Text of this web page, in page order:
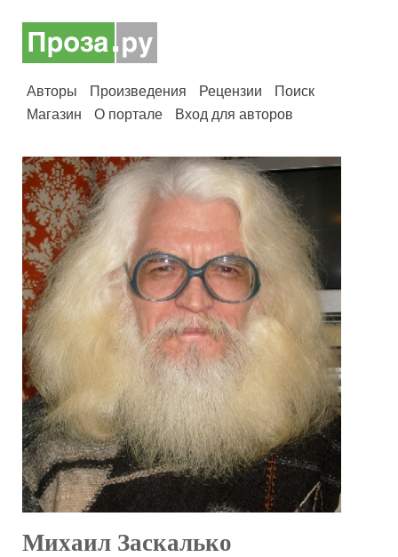
Авторы Произведения Рецензии
Поиск
Магазин
О портале Вход для авторов
Михаил Заскалько